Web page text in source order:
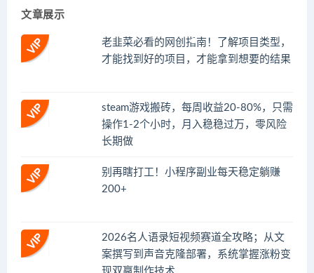
文章展示
老韭菜必看的网创指南！了解项目类型，
才能找到好的项目，才能拿到想要的结果
steam游戏搬砖，每周收益20-80%，只需
操作1-2个小时，月入稳稳过万，零风险
长期做
别再瞎打工！小程序副业每天稳定躺赚
200+
2026名人语录短视频赛道全攻略；从文
案撰写到声音克隆部署，系统掌握涨粉变